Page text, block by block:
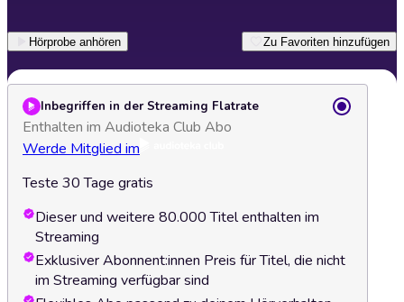
Hörprobe anhören Zu Favoriten hinzufügen
Inbegriffen in der Streaming Flatrate
Enthalten im Audioteka Club Abo
Werde Mitglied im
Teste 30 Tage gratis
Dieser und weitere 80.000 Titel enthalten im
Streaming
Exklusiver Abonnent:innen Preis für Titel, die nicht
im Streaming verfügbar sind